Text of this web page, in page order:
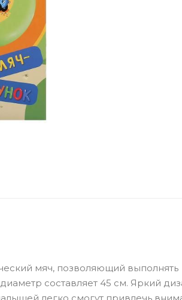
мяч, позволяющий выполнять
составляет 45 см. Яркий